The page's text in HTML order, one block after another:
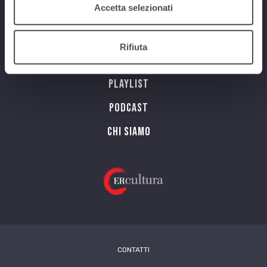
Accetta selezionati
Rifiuta
Programmi
Streaming
Playlist
PODCAST
Chi siamo
CONTATTI